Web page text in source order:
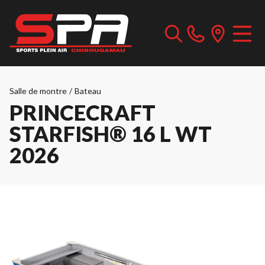
Salle de montre / Bateau
PRINCECRAFT
STARFISH® 16 L WT
2026